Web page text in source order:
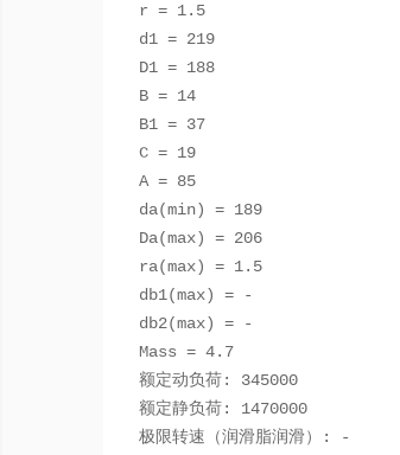
r = 1.5
d1 = 219
D1 = 188
B = 14
B1 = 37
C = 19
A = 85
da(min) = 189
Da(max) = 206
ra(max) = 1.5
db1(max) = -
db2(max) = -
Mass = 4.7
额定动负荷: 345000
额定静负荷: 1470000
极限转速（润滑脂润滑）: -